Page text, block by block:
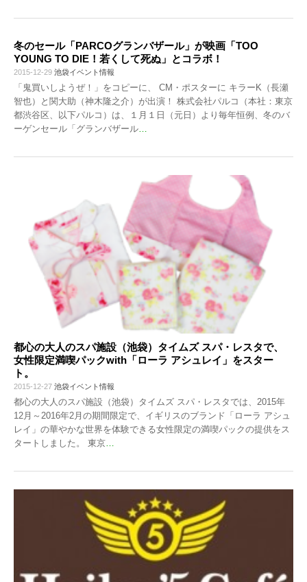
冬のセール「PARCOグランバザール」が映画「TOO
YOUNG TO DIE！若くして死ぬ」とコラボ！
2015-12-29 池袋イベント情報
「鬼買いしようぜ！」をコピーに、 CM・ポスターに キラーK（長瀬
智也）と関大助（神木隆之介）が出演！ 株式会社パルコ（本社：東京
都渋谷区、以下パルコ）は、１月１日（元日）より毎年恒例、冬のバ
ーゲンセール「グランバザール…
都心の大人のスパ施設（池袋）タイムズ スパ・レスタで、
女性限定満喫パックwith「ローラ アシュレイ」をスター
ト。
2015-12-27 池袋イベント情報
都心の大人のスパ施設（池袋）タイムズ スパ・レスタでは、2015年
12月～2016年2月の期間限定で、イギリスのブランド「ローラ アシュ
レイ」の華やかな世界を体験できる女性限定の満喫パックの提供をス
タートしました。 東京